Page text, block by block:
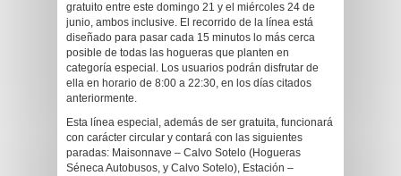
gratuito entre este domingo 21 y el miércoles 24 de
junio, ambos inclusive. El recorrido de la línea está
diseñado para pasar cada 15 minutos lo más cerca
posible de todas las hogueras que planten en
categoría especial. Los usuarios podrán disfrutar de
ella en horario de 8:00 a 22:30, en los días citados
anteriormente.
Esta línea especial, además de ser gratuita, funcionará
con carácter circular y contará con las siguientes
paradas: Maisonnave – Calvo Sotelo (Hogueras
Séneca Autobusos, y Calvo Sotelo), Estación –